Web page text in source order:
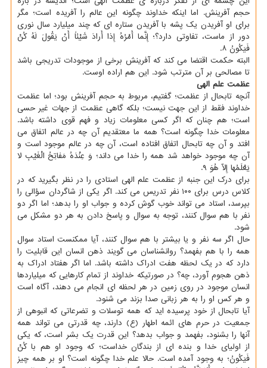
حجم آفرینش. اما اینکه خداوند چگونه این عالم را آفریده است؛ مگر
برای او آفریدن یک پشه با آفریدن ستاره ای که چند میلیارد سال نوری
دور از ماست، تفاوتی دارد؟؛ إِنَّما أَمْرُهُ إِذا أَرادَ شَیْئاً أَنْ یَقُولَ لَهُ کُنْ
فَیَکُونُ ۸.
البته حکمت اقتضا می کند که آفرینش برخی از موجودات تدریجی باشد
تا مصالحی بر آن مترتب شود. این هم اراده اوست.
عظمت علم الهی
آنچه تابحال از عظمت؛ گفتیم، مربوط به حجم آفرینش بود؛ اما عظمت
خداوند فقط از این جهت نیست؛ بلکه گاهی عظمت از جهات غیر حسی
است؛ هم چنان که اگر کسی معلومات زیاد و فهم قوی داشته باشد.
معلومات خدا چگونه است؟ همه ما معتقدیم آن چه در عالم اتفاق می
افتد و آن چه تابحال اتفاق افتاده است، آن چه در عالم موجود است و
آن چه موجود خواهد شد همه را خدا می داند؛ وَ عِنْدَهُ مَفاتِحُ الْغَیْبِ لا
یَعْلَمُها إِلاّ هُوَ ۹.
برای درک این جنبه از عظمت علم الهی استادی را در نظر بگیرید که در
کلاس درس برای ۱۰۰ نفر تدریس می کند. اگر یکی از شاگردان سؤالی را
بپرسد، استاد می تواند خوب گوش کرده و جواب او را بدهد؛ اما اگر دو
نفر با هم سوال کنند، توجه به سوال و پاسخ دادن به هر دو مشکل می
شود.
حال اگر سه نفر و یا بیشتر با هم سوال کنند، آیا ممکنست استاد سوال
همه را با هم بفهمد؟ روانشناسان می گویند ذهن انسان این قابلیت را
دارد که در یک لحظه هفت ادراک داشته باشد. اما اگر هفتاد ادراک به
ذهن هجوم آورد، چه؟ در صورتیکه خداوند از تمام کارهایی که میلیاردها
انسان موجود در روی زمین در هر لحظه ای انجام می دهند، آگاه است
و هر کس او را به هر زبانی صدا بزند می شنود.
آیا تابحال از خود پرسیده اید که همه توسلات و تضرعاتی که انبوهی از
جمعیت در حرم های ائمه اطهار (ع) دارند، چه قدرتی می تواند همه
آنها را بشنود، بفهمد و جواب بدهد؟ این قدرت یک بشر است، که یکی
از اولیای خدا و بنده ای از بندگان خداست؛ که وجود او هم با کُنْ
فَیَکُونُ؛ به وجود آمده است. حالا علم خدا چگونه است؟ او بر همه چیز